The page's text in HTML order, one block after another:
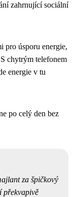
zahrnující sociální
pro úsporu energie,
chytrým telefonem
energie v tu
po celý den bez
za špičkový
překvapivě